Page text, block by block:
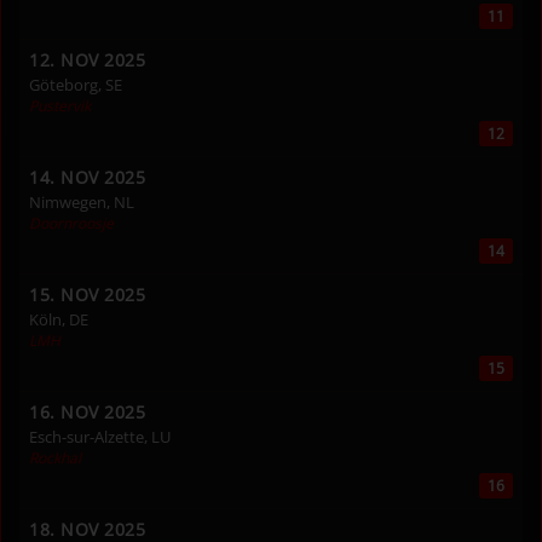
11
12. NOV 2025
Göteborg, SE
Pustervik
12
14. NOV 2025
Nimwegen, NL
Doornroosje
14
15. NOV 2025
Köln, DE
LMH
15
16. NOV 2025
Esch-sur-Alzette, LU
Rockhal
16
18. NOV 2025